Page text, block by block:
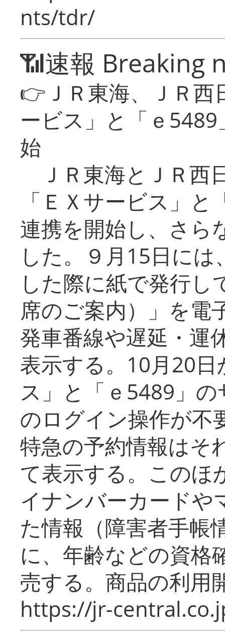
nts/tdr/
📶速報 Breaking
👉ＪＲ東海、ＪＲ
ービス」と「ｅ
始
ＪＲ東海とＪＲ西
「ＥＸサービス」
連携を開始し、さら
した。９月15日に
した際に紙で発行し
席のご案内）」を電
発車番線や遅延・運
表示する。10月20
ス」と「ｅ5489」
のログイン操作が不
特急の予約情報はそ
て表示する。このほ
イナンバーカードや
た情報（障害者手帳
に、年齢などの資格
売する。商品の利用
https://jr-